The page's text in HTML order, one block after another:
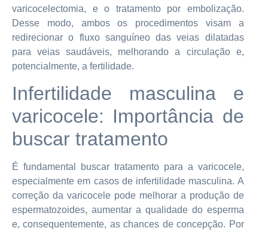
varicocelectomia, e o tratamento por embolização.
Desse modo, ambos os procedimentos visam a
redirecionar o fluxo sanguíneo das veias dilatadas
para veias saudáveis, melhorando a circulação e,
potencialmente, a fertilidade.
Infertilidade masculina e
varicocele: Importância de
buscar tratamento
É fundamental buscar tratamento para a varicocele,
especialmente em casos de infertilidade masculina. A
correção da varicocele pode melhorar a produção de
espermatozoides, aumentar a qualidade do esperma
e, consequentemente, as chances de concepção. Por